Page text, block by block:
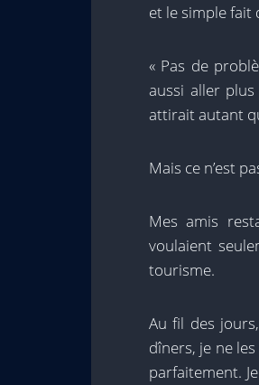
et le simple fait
« Pas de
aussi aller
attirait autant
Mais ce n’est
Mes amis
voulaient
tourisme.
Au fil des
dîners, je ne
parfaitement.